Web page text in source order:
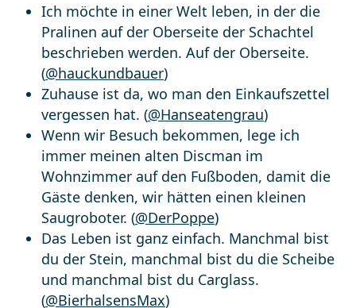
Ich möchte in einer Welt leben, in der die
Pralinen auf der Oberseite der Schachtel
beschrieben werden. Auf der Oberseite.
(@hauckundbauer)
Zuhause ist da, wo man den Einkaufszettel
vergessen hat. (@Hanseatengrau)
Wenn wir Besuch bekommen, lege ich
immer meinen alten Discman im
Wohnzimmer auf den Fußboden, damit die
Gäste denken, wir hätten einen kleinen
Saugroboter. (@DerPoppe)
Das Leben ist ganz einfach. Manchmal bist
du der Stein, manchmal bist du die Scheibe
und manchmal bist du Carglass.
(@BierhalsensMax)